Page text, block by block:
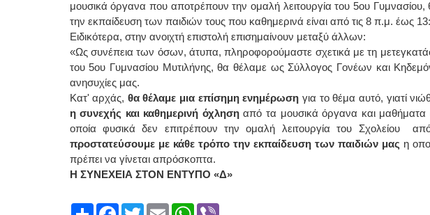
μουσικά όργανα που αποτρέπουν την ομαλή λειτουργία του 5ου
την εκπαίδευση των παιδιών τους που καθημερινά είναι από τις 8 π.μ. έως
Ειδικότερα, στην ανοιχτή επιστολή επισημαίνουν μεταξύ άλλων:
«Ως συνέπεια των όσων, άτυπα, πληροφορούμαστε σχετικά με τη
του 5ου Γυμνασίου Μυτιλήνης, θα θέλαμε ως Σύλλογος Γονέων και
ανησυχίες μας.
Κατ' αρχάς, θα θέλαμε μια επίσημη ενημέρωση για το θέμα αυτό, γιατί
η συνεχής και καθημερινή όχλησηαπό τα μουσικά όργανα και μαθήματα
οποία φυσικά δεν επιτρέπουν την ομαλή λειτουργία του Σχολείου
προστατεύσουμε με κάθε τρόπο την εκπαίδευση των παιδιών μας η
πρέπει να γίνεται απρόσκοπτα.
Η ΣΥΝΕΧΕΙΑ ΣΤΟΝ ΕΝΤΥΠΟ «Δ»
ShareFacebook
TwitterEmailWhatsApp
Viber